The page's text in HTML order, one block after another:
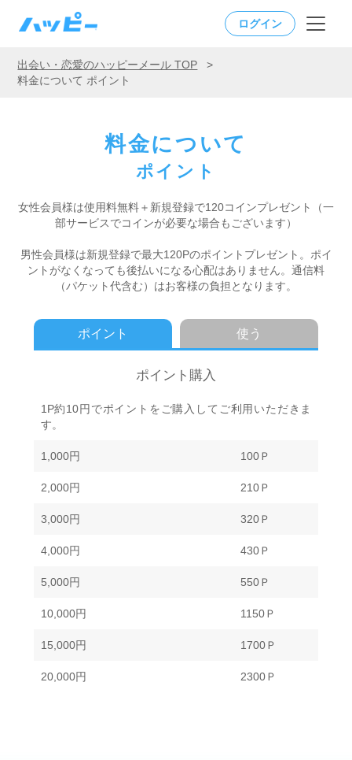
ログイン
出会い・恋愛のハッピーメール TOP
>
料金について ポイント
料金について
ポイント
女性会員様は使用料無料＋新規登録で120コインプレゼント
（一
部サービスでコインが必要な場合もございます）
男性会員様は新規登録で最大120Pのポイントプレゼント。 ポイ
ントがなくなっても後払いになる心配はありません。 通信料
（パケット代含む）はお客様の負担となります。
ポイント 使う
ポイント購入
1P約10円でポイントをご購入してご利用いただきま
す。
1,000円 100Ｐ
2,000円 210Ｐ
3,000円 320Ｐ
4,000円 430Ｐ
5,000円 550Ｐ
10,000円 1150Ｐ
15,000円 1700Ｐ
20,000円 2300Ｐ